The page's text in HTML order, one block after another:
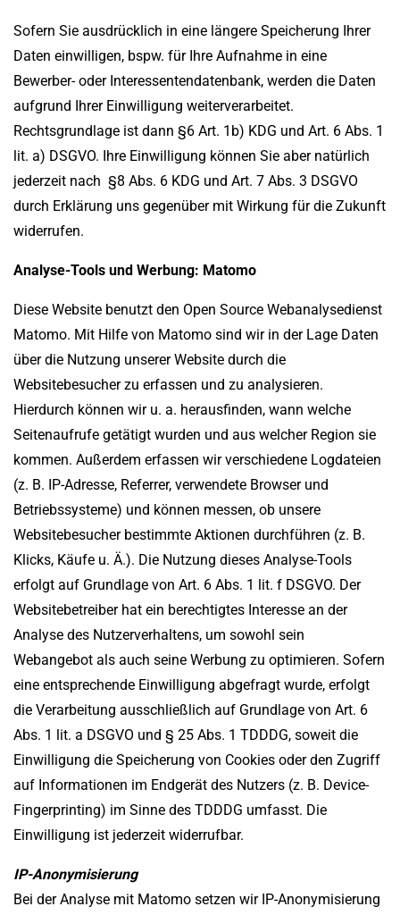
Sofern Sie ausdrücklich in eine längere Speicherung Ihrer
Daten einwilligen, bspw. für Ihre Aufnahme in eine
Bewerber- oder Interessentendatenbank, werden die Daten
aufgrund Ihrer Einwilligung weiterverarbeitet.
Rechtsgrundlage ist dann §6 Art. 1b) KDG und Art. 6 Abs. 1
lit. a) DSGVO. Ihre Einwilligung können Sie aber natürlich
jederzeit nach §8 Abs. 6 KDG und Art. 7 Abs. 3 DSGVO
durch Erklärung uns gegenüber mit Wirkung für die Zukunft
widerrufen.
Analyse-Tools und Werbung: Matomo
Diese Website benutzt den Open Source Webanalysedienst
Matomo. Mit Hilfe von Matomo sind wir in der Lage Daten
über die Nutzung unserer Website durch die
Websitebesucher zu erfassen und zu analysieren.
Hierdurch können wir u. a. herausfinden, wann welche
Seitenaufrufe getätigt wurden und aus welcher Region sie
kommen. Außerdem erfassen wir verschiedene Logdateien
(z. B. IP-Adresse, Referrer, verwendete Browser und
Betriebssysteme) und können messen, ob unsere
Websitebesucher bestimmte Aktionen durchführen (z. B.
Klicks, Käufe u. Ä.). Die Nutzung dieses Analyse-Tools
erfolgt auf Grundlage von Art. 6 Abs. 1 lit. f DSGVO. Der
Websitebetreiber hat ein berechtigtes Interesse an der
Analyse des Nutzerverhaltens, um sowohl sein
Webangebot als auch seine Werbung zu optimieren. Sofern
eine entsprechende Einwilligung abgefragt wurde, erfolgt
die Verarbeitung ausschließlich auf Grundlage von Art. 6
Abs. 1 lit. a DSGVO und § 25 Abs. 1 TDDDG, soweit die
Einwilligung die Speicherung von Cookies oder den Zugriff
auf Informationen im Endgerät des Nutzers (z. B. Device-
Fingerprinting) im Sinne des TDDDG umfasst. Die
Einwilligung ist jederzeit widerrufbar.
IP-Anonymisierung
Bei der Analyse mit Matomo setzen wir IP-Anonymisierung